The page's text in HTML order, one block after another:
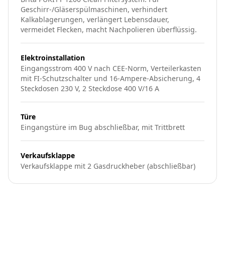
Geschirr-/Gläserspülmaschinen, verhindert
Kalkablagerungen, verlängert Lebensdauer,
vermeidet Flecken, macht Nachpolieren überflüssig.
Elektroinstallation
Eingangsstrom 400 V nach CEE-Norm, Verteilerkasten
mit FI-Schutzschalter und 16-Ampere-Absicherung, 4
Steckdosen 230 V, 2 Steckdose 400 V/16 A
Türe
Eingangstüre im Bug abschließbar, mit Trittbrett
Verkaufsklappe
Verkaufsklappe mit 2 Gasdruckheber (abschließbar)